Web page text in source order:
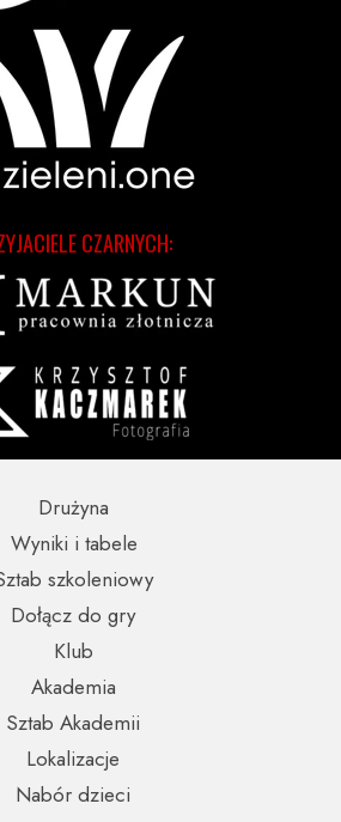
CZARNYCH:
Nabór dzieci
Wyniki i tabele
Lokalizacje
szkoleniowy
Sztab Akademii
Dołącz do gry
Drużyna
Akademia
Klub